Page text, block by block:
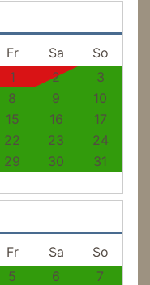
Fr Sa
So
1
2
3
8 9
10
15 16
17
22 23
24
29 30 31
Fr Sa
So
5 6
7